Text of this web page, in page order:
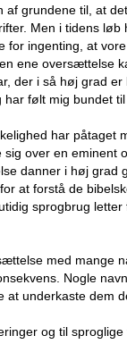
af grundene til, at
Men i tidens
for ingenting, at
ene oversættelse
der i så høj grad
følt mig bundet
har påtaget
over en
danner i høj
at forstå de
sprogbrug
med mange
Nogle
underkaste dem
og til